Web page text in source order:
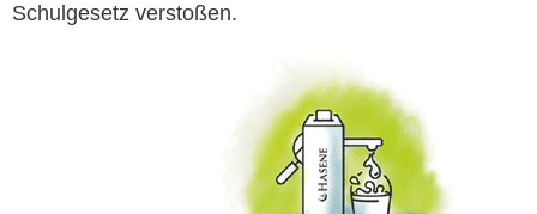
Schulgesetz verstoßen.